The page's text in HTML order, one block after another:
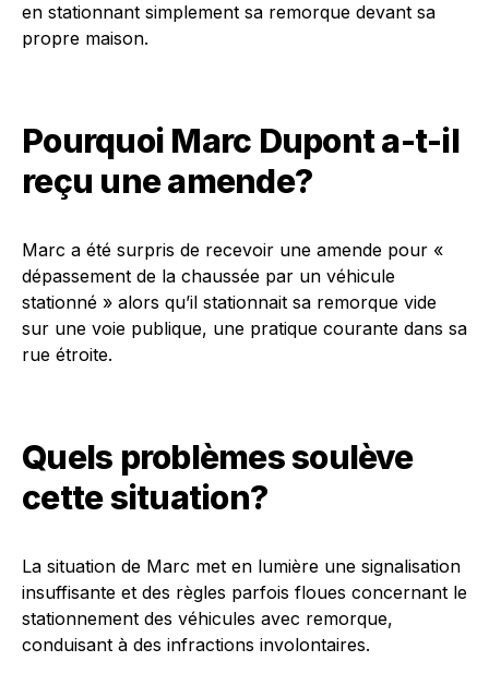
en stationnant simplement sa remorque devant sa
propre maison.
Pourquoi Marc Dupont a-t-il
reçu une amende?
Marc a été surpris de recevoir une amende pour «
dépassement de la chaussée par un véhicule
stationné » alors qu’il stationnait sa remorque vide
sur une voie publique, une pratique courante dans sa
rue étroite.
Quels problèmes soulève
cette situation?
La situation de Marc met en lumière une signalisation
insuffisante et des règles parfois floues concernant le
stationnement des véhicules avec remorque,
conduisant à des infractions involontaires.